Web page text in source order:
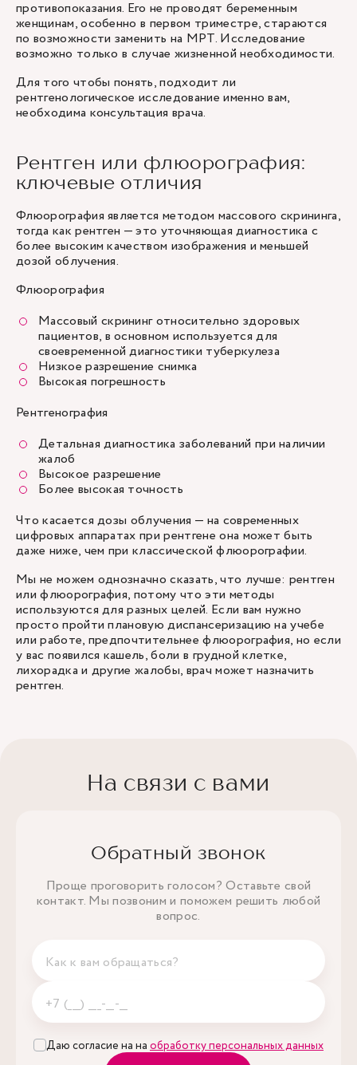
противопоказания. Его не проводят беременным
женщинам, особенно в первом триместре, стараются
по возможности заменить на МРТ. Исследование
возможно только в случае жизненной необходимости.
Для того чтобы понять, подходит ли
рентгенологическое исследование именно вам,
необходима консультация врача.
Рентген или флюорография:
ключевые отличия
Флюорография является методом массового скрининга,
тогда как рентген — это уточняющая диагностика с
более высоким качеством изображения и меньшей
дозой облучения.
Флюорография
Массовый скрининг относительно здоровых
пациентов, в основном используется для
своевременной диагностики туберкулеза
Низкое разрешение снимка
Высокая погрешность
Рентгенография
Детальная диагностика заболеваний при наличии
жалоб
Высокое разрешение
Более высокая точность
Что касается дозы облучения — на современных
цифровых аппаратах при рентгене она может быть
даже ниже, чем при классической флюорографии.
Мы не можем однозначно сказать, что лучше: рентген
или флюорография, потому что эти методы
используются для разных целей. Если вам нужно
просто пройти плановую диспансеризацию на учебе
или работе, предпочтительнее флюорография, но если
у вас появился кашель, боли в грудной клетке,
лихорадка и другие жалобы, врач может назначить
рентген.
На связи с вами
Обратный звонок
Проще проговорить голосом? Оставьте свой
контакт. Мы позвоним и поможем решить любой
вопрос.
Даю согласие на на обработку персональных данных